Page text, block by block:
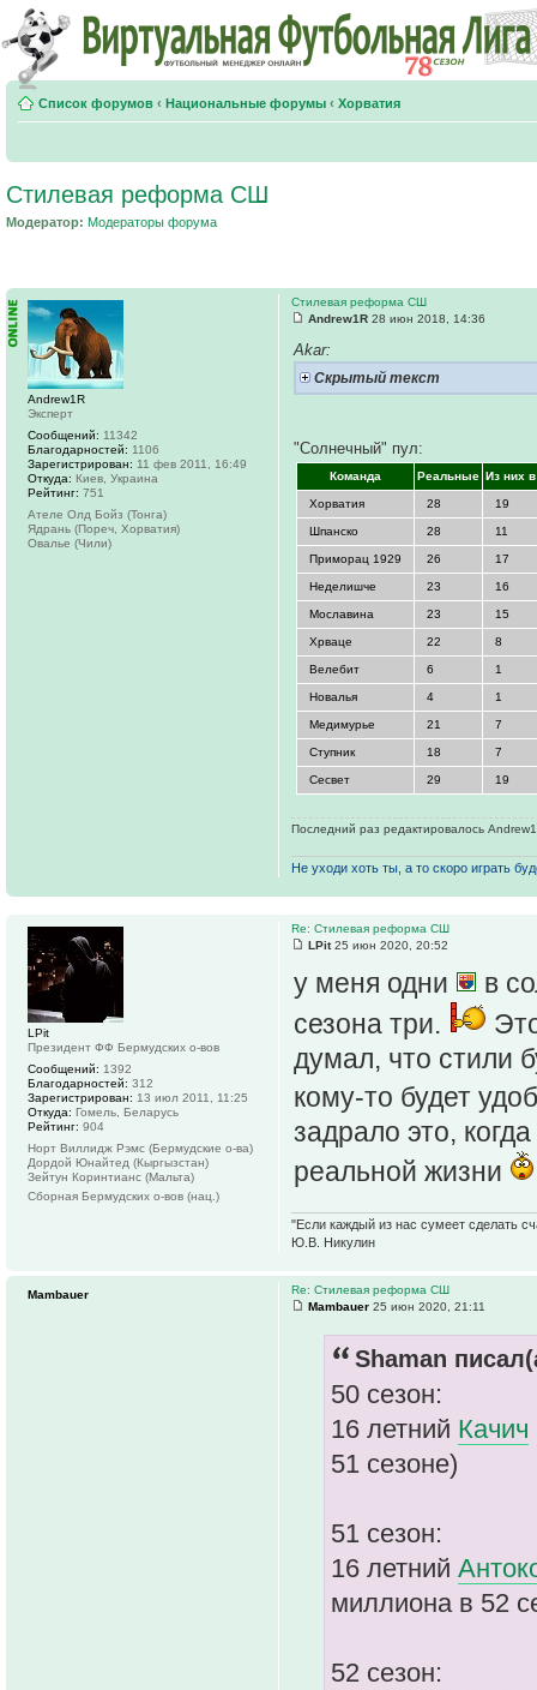
Список форумов ‹ Национальные форумы ‹ Хорватия
Стилевая реформа СШ
Модератор: Модераторы форума
Стилевая реформа СШ
Andrew1R 28 июн 2018, 14:36
Akar:
Скрытый текст
"Солнечный" пул:
Команда Реальные Из них
Хорватия 28 19
Шпанско 28 11
Приморац 1929 26 17
Неделишче 23 16
Мославина 23 15
Хрваце 22 8
Велебит 6 1
Новалья 4 1
Медимурье 21 7
Ступник 18 7
Сесвет 29 19
Последний раз редактировалось
Не уходи хоть ты, а то скоро играть
Andrew1R
Эксперт
Сообщений: 11342
Благодарностей: 1106
Зарегистрирован: 11 фев 2011, 16:49
Откуда: Киев, Украина
Рейтинг: 751
Ателе Олд Бойз (Тонга)
Ядрань (Пореч, Хорватия)
Овалье (Чили)
Re: Стилевая реформа СШ
LPit25 июн 2020, 20:52
у меня одни
в
сезона три.
думал, что стили
кому-то будет
задрало это,
реальной жизни
"Если каждый из нас сумеет сделать
Ю.В. Никулин
LPit
Президент ФФ Бермудских о-вов
Сообщений: 1392
Благодарностей: 312
Зарегистрирован: 13 июл 2011, 11:25
Откуда: Гомель, Беларусь
Рейтинг: 904
Норт Виллидж Рэмс (Бермудские о-ва)
Дордой Юнайтед (Кыргызстан)
Зейтун Коринтианс (Мальта)
Сборная Бермудских о-вов (нац.)
Re: Стилевая реформа СШ
Mambauer 25 июн 2020, 21:11
Shaman
50 сезон:
16 летний Качич
51 сезоне)
51 сезон:
16 летний
миллиона в 52
52 сезон:
Mambauer